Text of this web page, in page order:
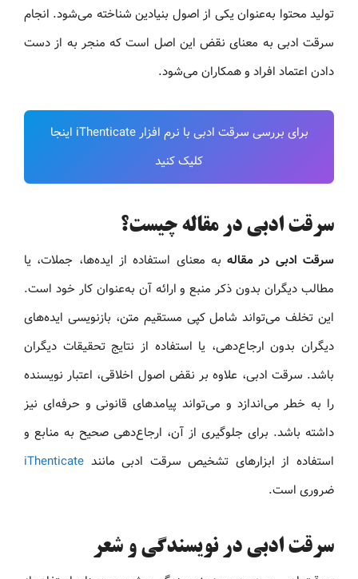
تولید محتوا به‌عنوان یکی از اصول بنیادین شناخته می‌شود. انجام
سرقت ادبی به معنای نقض این اصل است که منجر به از دست
دادن اعتماد افراد و همکاران می‌شود.
برای بررسی سرقت ادبی با نرم افزار iThenticate اینجا
کلیک کنید
سرقت ادبی در مقاله چیست؟
سرقت ادبی در مقالهبه معنای استفاده از ایده‌ها، جملات، یا
مطالب دیگران بدون ذکر منبع و ارائه آن به‌عنوان کار خود است.
این تخلف می‌تواند شامل کپی مستقیم متن، بازنویسی ایده‌های
دیگران بدون ارجاع‌دهی، یا استفاده از نتایج تحقیقات دیگران
باشد. سرقت ادبی، علاوه بر نقض اصول اخلاقی، اعتبار نویسنده
را به خطر می‌اندازد و می‌تواند پیامدهای قانونی و حرفه‌ای نیز
داشته باشد. برای جلوگیری از آن، ارجاع‌دهی صحیح به منابع و
استفاده از ابزارهای تشخیص سرقت ادبی مانند iThenticate
ضروری است.
سرقت ادبی در نویسندگی و شعر